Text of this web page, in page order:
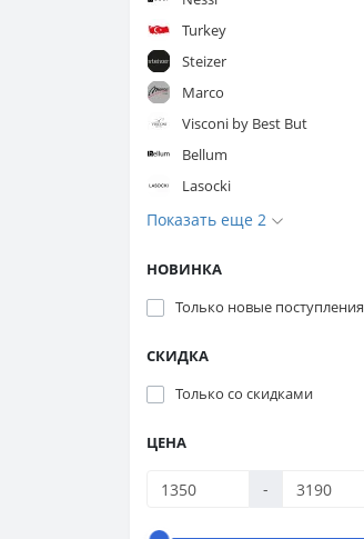
Turkey
Steizer
Marco
Visconi by Best But
Bellum
Lasocki
Показать еще 2
НОВИНКА
Только новые поступления
СКИДКА
Только со cкидками
ЦЕНА
-